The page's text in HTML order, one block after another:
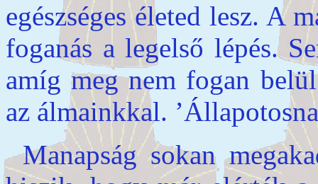
egészséges életed lesz. A
foganás a legelső lépés.
amíg meg nem fogan
az álmainkkal.
Manapság sokan